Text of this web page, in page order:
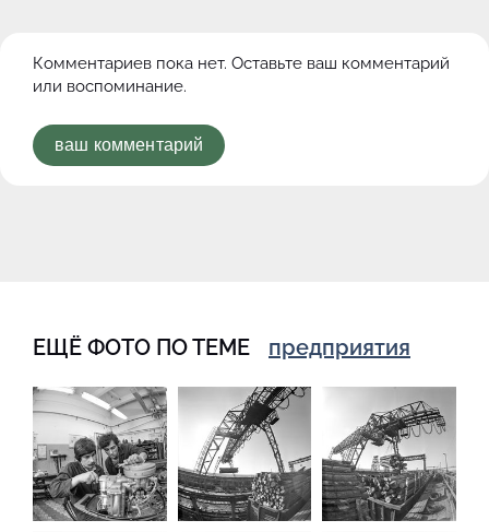
Комментариев пока нет. Оставьте ваш комментарий
или воспоминание.
ваш комментарий
ЕЩЁ ФОТО ПО ТЕМЕ предприятия